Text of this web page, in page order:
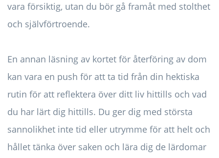
vara försiktig, utan du bör gå framåt med stolthet
och självförtroende.
En annan läsning av kortet för återföring av dom
kan vara en push för att ta tid från din hektiska
rutin för att reflektera över ditt liv hittills och vad
du har lärt dig hittills. Du ger dig med största
sannolikhet inte tid eller utrymme för att helt och
hållet tänka över saken och lära dig de lärdomar